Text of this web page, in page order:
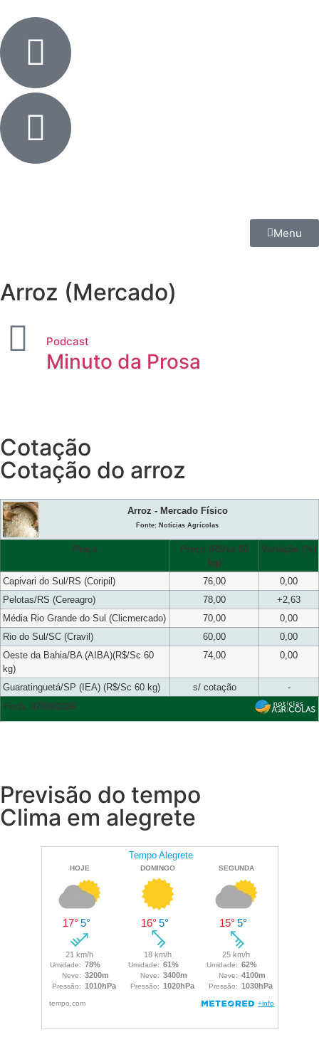
Menu
Arroz (Mercado)
Podcast
Minuto da Prosa
Cotação
Cotação do arroz
Arroz - Mercado Físico
Fonte: Notícias Agrícolas
Praça
Preço (R$/sc 50
kg)
Variação (%)
Capivari do Sul/RS (Coripil) 76,00
0,00
Pelotas/RS (Cereagro)
78,00
+2,63
Média Rio Grande do Sul (Clicmercado)
70,00
0,00
Rio do Sul/SC (Cravil)
60,00
0,00
Oeste da Bahia/BA (AIBA)(R$/Sc 60
kg)
74,00 0,00
Guaratinguetá/SP (IEA) (R$/Sc 60 kg) s/ cotação
-
Fech. 07/08/2026
Previsão do tempo
Clima em alegrete